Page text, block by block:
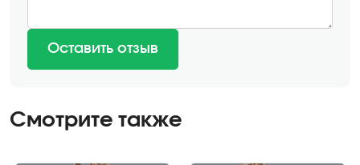
Оставить отзыв
Смотрите также